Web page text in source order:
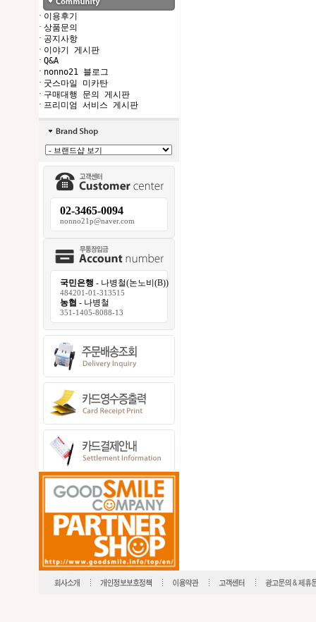
· 이용후기
· 상품문의
· 공지사항
· 이야기 게시판
· Q&A
· nonno21 블로그
· 굿스마일 미카탄
· 구매대행 문의 게시판
· 프리미엄 서비스 게시판
02-3465-0094
nonno21p@naver.com
국민은행 - 나병철(논노비(B))
484201-01-313515
농협 - 나병철
351-1405-8088-13